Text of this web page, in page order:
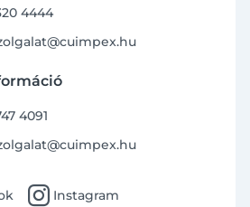
4444
4091
instagram Instagram